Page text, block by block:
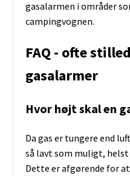
gasalarmen i områder
campingvognen.
FAQ - ofte
gasalarmer
Hvor højt skal en
Da gas er tungere end
så lavt som muligt,
Dette er afgørende for